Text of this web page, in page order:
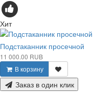
Хит
Подстаканник просечной
11 000.00 RUB
В корзину
Заказ в один клик